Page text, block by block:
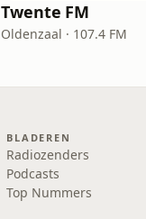
Twente FM
Oldenzaal · 107.4 FM
BLADEREN
Radiozenders
Podcasts
Top Nummers